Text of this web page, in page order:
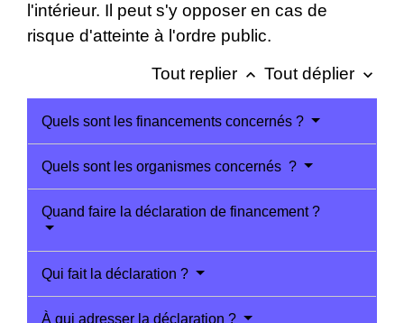
l'intérieur. Il peut s'y opposer en cas de
risque d'atteinte à l'ordre public.
Tout replier keyboard_arrow_up Tout déplier keyboard_arrow_down
Quels sont les financements concernés ?
Quels sont les organismes concernés ?
Quand faire la déclaration de financement ?
Qui fait la déclaration ?
À qui adresser la déclaration ?